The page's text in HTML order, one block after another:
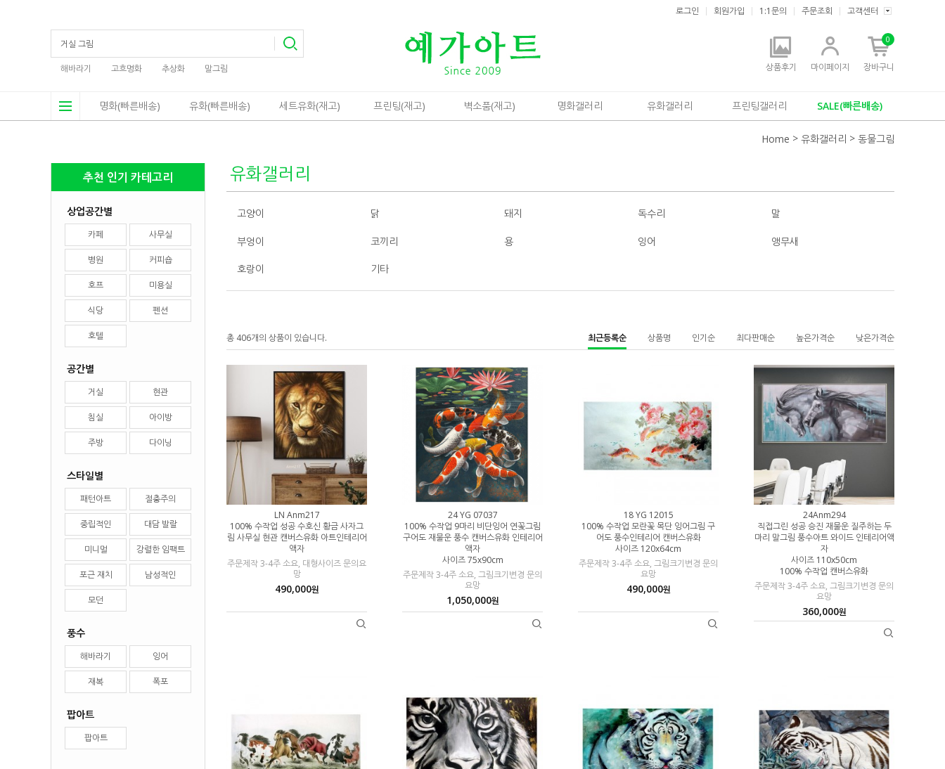
해바라기 고흐명화 추상화 말그림
로그인 회원가입 1:1문의 주문조회 고객센터
상품후기 마이페이지 장바구니
0
명화(빠른배송) 유화(빠른배송) 세트유화(재고) 프린팅(재고) 벽소품(재고) 명화갤러리 유화갤러리 프린팅갤러리 SALE(빠른배송)
추천 인기 카테고리
상업공간별
카페 사무실
병원 커피숍
호프 미용실
식당 펜션
호텔
공간별
거실 현관
침실 아이방
주방 다이닝
스타일별
패턴아트 절충주의
중립적인 대담 발랄
미니멀 강렬한 임팩트
포근 재치 남성적인
모던
풍수
해바라기 잉어
재복 폭포
팝아트
팝아트
Home > 유화갤러리 > 동물그림
유화갤러리
고양이 닭 돼지 독수리 말
부엉이 코끼리 용 잉어 앵무새
호랑이 기타
총 406개의 상품이 있습니다. 최근등록순 상품명 인기순 최다판매순 높은가격순 낮은가격순
LN Anm217
100% 수작업 성공 수호신 황금 사자그
림 사무실 현관 캔버스유화 아트인테리어
액자
주문제작 3-4주 소요, 대형사이즈 문의요
망
490,000원
24 YG 07037
100% 수작업 9마리 비단잉어 연꽃그림
구어도 재물운 풍수 캔버스유화 인테리어
액자
사이즈 75x90cm
주문제작 3-4주 소요, 그림크기변경 문의
요망
1,050,000원
18 YG 12015
100% 수작업 모란꽃 목단 잉어그림 구
어도 풍수인테리어 캔버스유화
사이즈 120x64cm
주문제작 3-4주 소요, 그림크기변경 문의
요망
490,000원
24Anm294
직접그린 성공 승진 재물운 질주하는 두
마리 말그림 풍수아트 와이드 인테리어액
자
사이즈 110x50cm
100% 수작업 캔버스유화
주문제작 3-4주 소요, 그림크기변경 문의
요망
360,000원